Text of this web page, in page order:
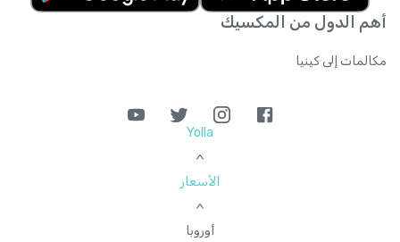
أهم الدول من المكسيك
مكالمات إلى كينيا
Yolla
>
الأسعار
>
أوروبا